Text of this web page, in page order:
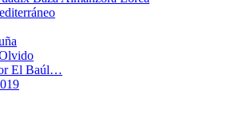
El Baúl…